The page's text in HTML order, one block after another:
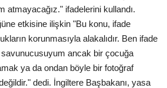
atmayacağız." ifadelerini kullandı.
etkisine ilişkin "Bu konu, ifade
korunmasıyla alakalıdır. Ben ifade
ancak bir çocuğa
ya da ondan böyle bir fotoğraf
dedi. İngiltere Başbakanı, yasa